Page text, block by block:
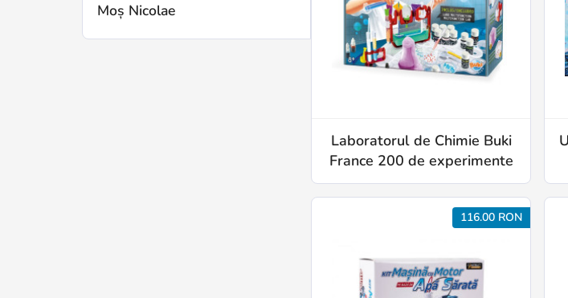
Moș Nicolae
Laboratorul de Chimie Buki
France 200 de experimente
116.00 RON